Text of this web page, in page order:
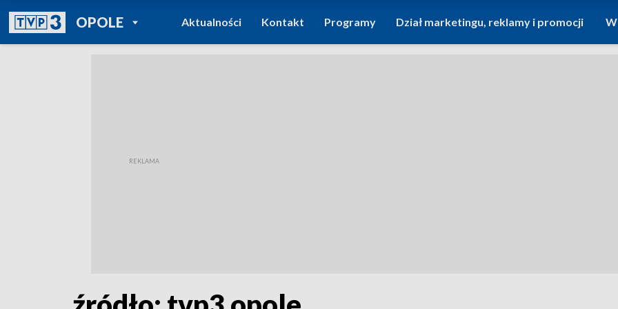
OPOLEPOWRÓT DO
TVP REGIONY
Aktualności Kontakt Programy Dział marketingu, reklamy i promocji